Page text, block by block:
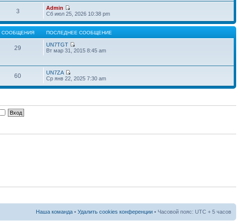
3
Admin
Сб июл 25, 2026 10:38 pm
СООБЩЕНИЯ ПОСЛЕДНЕЕ СООБЩЕНИЕ
29
UN7TGT
Вт мар 31, 2015 8:45 am
60
UN7ZA
Ср янв 22, 2025 7:30 am
Наша команда • Удалить cookies конференции • Часовой пояс: UTC + 5 часов